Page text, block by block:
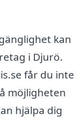
kan
i Djurö.
får du inte
möjligheten
hjälpa dig